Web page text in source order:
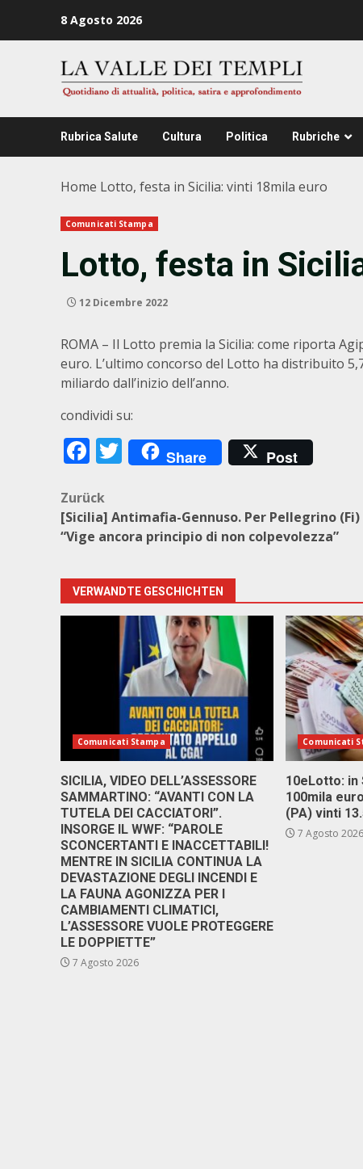
8 Agosto 2026
Rubrica Salute Cultura Politica Rubriche
Home Lotto, festa in Sicilia: vinti 18mila euro
Comunicati Stampa
Lotto, festa in
12 Dicembre 2022
ROMA – Il Lotto premia la Sicilia: come riporta
euro. L’ultimo concorso del Lotto ha distribuito
miliardo dall’inizio dell’anno.
condividi su:
Facebook
Twitter
Share Post
Beitragsnavigation
Zurück
[Sicilia] Antimafia-Gennuso. Per Pellegrino (Fi)
“Vige ancora principio di non colpevolezza”
VERWANDTE GESCHICHTEN
Comunicati Stampa
SICILIA, VIDEO DELL’ASSESSORE
SAMMARTINO: “AVANTI CON LA
TUTELA DEI CACCIATORI”.
INSORGE IL WWF: “PAROLE
SCONCERTANTI E INACCETTABILI!
MENTRE IN SICILIA CONTINUA LA
DEVASTAZIONE DEGLI INCENDI E
LA FAUNA AGONIZZA PER I
CAMBIAMENTI CLIMATICI,
L’ASSESSORE VUOLE PROTEGGERE
LE DOPPIETTE”
7 Agosto 2026
Comunicati
10eLotto: in
100mila
(PA) vinti
7 Agosto 2026